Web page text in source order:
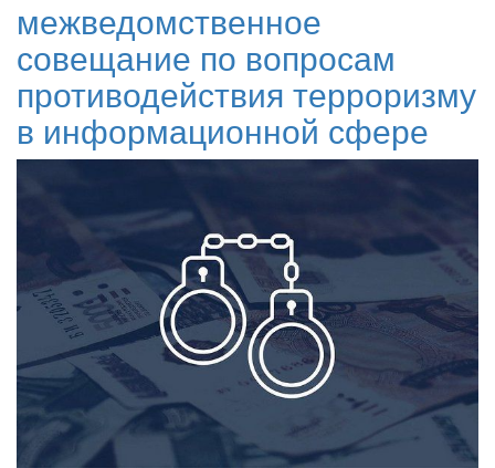
межведомственное
совещание по вопросам
противодействия терроризму
в информационной сфере